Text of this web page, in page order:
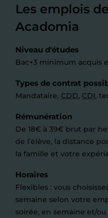
Les emplois
Acadomia
Niveau d'études
Bac+3 minimum acquis
Types de contrat
Mandataire, CDD, CDI,
Rémunération
De 18€ à 39€ brut par
de l’élève, la distance
la famille et votre
Horaires
Flexibles : vous
semaine selon votre
soirée, en semaine et/